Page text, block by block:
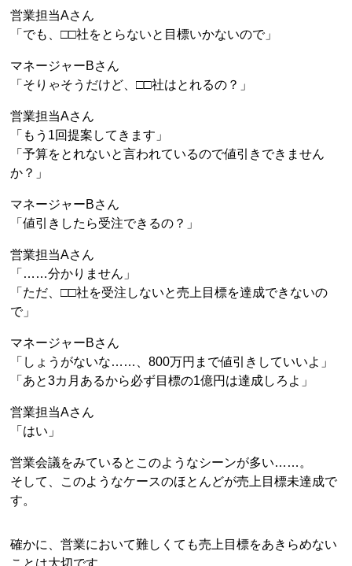
営業担当Aさん
「でも、□□社をとらないと目標いかないので」
マネージャーBさん
「そりゃそうだけど、□□社はとれるの？」
営業担当Aさん
「もう1回提案してきます」
「予算をとれないと言われているので値引きできません
か？」
マネージャーBさん
「値引きしたら受注できるの？」
営業担当Aさん
「……分かりません」
「ただ、□□社を受注しないと売上目標を達成できないの
で」
マネージャーBさん
「しょうがないな……、800万円まで値引きしていいよ」
「あと3カ月あるから必ず目標の1億円は達成しろよ」
営業担当Aさん
「はい」
営業会議をみているとこのようなシーンが多い……。
そして、このようなケースのほとんどが売上目標未達成で
す。
確かに、営業において難しくても売上目標をあきらめない
ことは大切です。